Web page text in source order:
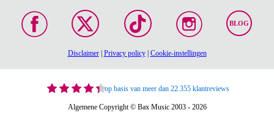
BLOG
Disclaimer| Privacy policy| Cookie-instellingen
op basis van meer dan 22.355 klantreviews
Algemene Copyright © Bax Music 2003 - 2026